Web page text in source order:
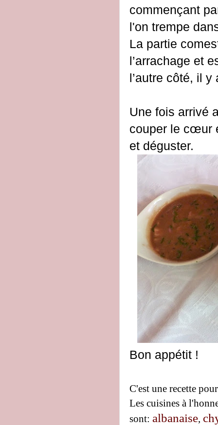
commençant
l'on trempe
La partie
l’arrachage et
l’autre côté, il
Une fois arrivé
couper le cœur
et déguster.
Bon appétit !
C'est une recette
Les cuisines à
sont: albanaise,